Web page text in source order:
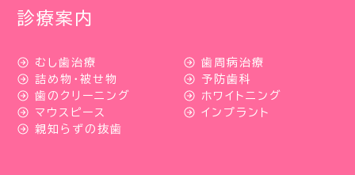
診療案内
むし歯治療
歯周病治療
詰め物・被せ物
予防歯科
歯のクリーニング
ホワイトニング
マウスピース
インプラント
親知らずの抜歯